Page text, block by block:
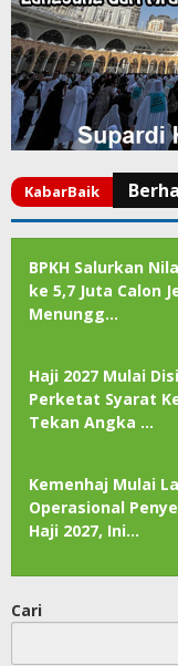
BPKH Salurkan
ke 5,7 Juta Calon
Menungg…
Haji 2027 Mulai
Perketat Syarat
Tekan Angka …
Kemenhaj Mulai
Operasional
Haji 2027, Ini…
Cari